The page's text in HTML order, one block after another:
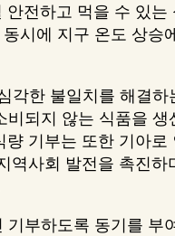
전하고 먹을 수 있는
시에 지구 온도 상승
각한 불일치를 해결
되지 않는 식품을 생
기부는 또한 기아로
역사회 발전을 촉진하
부하도록 동기를 부